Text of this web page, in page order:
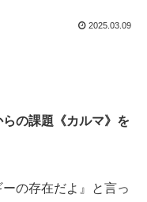
2025.03.09
の課題《カルマ》を
の存在だよ』と言っ